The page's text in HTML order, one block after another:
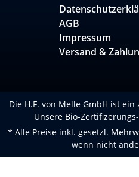
AGB
Impressum
Versand &
Die H.F. von Melle GmbH ist
Unsere Bio-
* Alle Preise inkl. gesetzl.
wenn nicht